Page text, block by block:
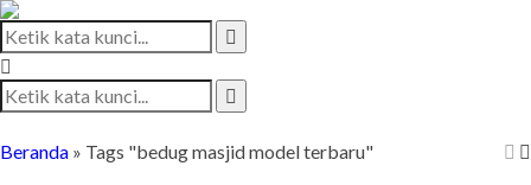
Beranda » Tags "bedug masjid model terbaru"